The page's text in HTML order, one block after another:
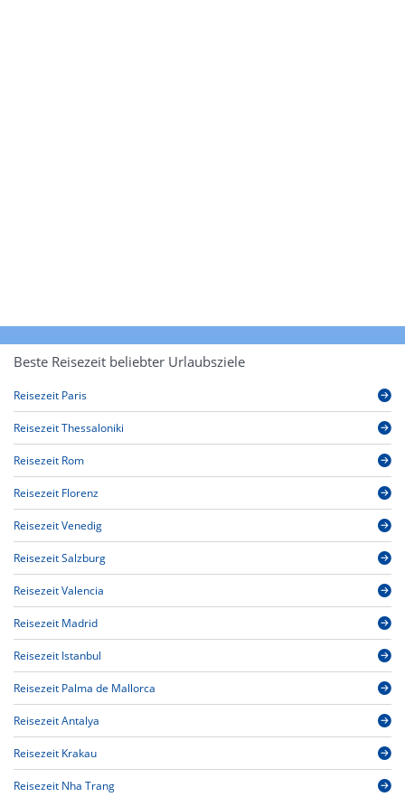
Beste Reisezeit beliebter Urlaubsziele
Reisezeit Paris
Reisezeit Thessaloniki
Reisezeit Rom
Reisezeit Florenz
Reisezeit Venedig
Reisezeit Salzburg
Reisezeit Valencia
Reisezeit Madrid
Reisezeit Istanbul
Reisezeit Palma de Mallorca
Reisezeit Antalya
Reisezeit Krakau
Reisezeit Nha Trang